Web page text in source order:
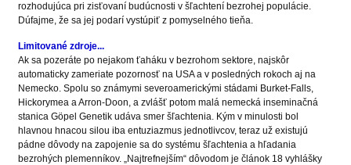
rozhodujúca pri zisťovaní budúcnosti v šľachtení bezrohej populácie.
Dúfajme, že sa jej podarí vystúpiť z pomyselného tieňa.
Limitované zdroje...
Ak sa pozeráte po nejakom ťaháku v bezrohom sektore, najskôr
automaticky zameriate pozornosť na USA a v posledných rokoch aj na
Nemecko. Spolu so známymi severoamerickými stádami Burket-Falls,
Hickorymea a Arron-Doon, a zvlášť potom malá nemecká inseminačná
stanica Göpel Genetik udáva smer šľachtenia. Kým v minulosti bol
hlavnou hnacou silou iba entuziazmus jednotlivcov, teraz už existujú
pádne dôvody na zapojenie sa do systému šľachtenia a hľadania
bezrohých plemenníkov. „Najtrefnejším“ dôvodom je článok 18 vyhlášky